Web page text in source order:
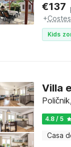
€137
+
Kids
Villa
4.8 / 5
Casa